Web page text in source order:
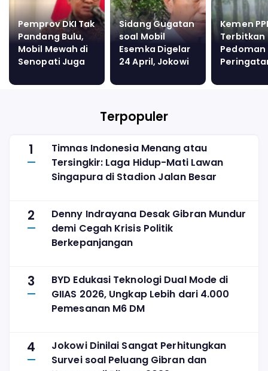
Pemprov DKI Tak
Pandang Bulu,
Mobil Mewah di
Senopati Juga
Parkir Liar
Sidang Gugatan
soal Mobil
Esemka Digelar
24 April, Jokowi
Diselesaikan
Kemen
Terbitkan
Pedoman
ke-42
Terpopuler
1
Timnas Indonesia Menang atau
Tersingkir: Laga Hidup-Mati Lawan
Singapura di Stadion Jalan Besar
2
Denny Indrayana Desak Gibran Mundur
demi Cegah Krisis Politik
Berkepanjangan
3
BYD Edukasi Teknologi Dual Mode di
GIIAS 2026, Ungkap Lebih dari 4.000
Pemesanan M6 DM
4
Jokowi Dinilai Sangat Perhitungkan
Survei soal Peluang Gibran dan